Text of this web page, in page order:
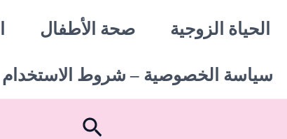
الحياة الزوجية صحة الأطفال
سياسة الخصوصية – شروط الاستخدام
البحث